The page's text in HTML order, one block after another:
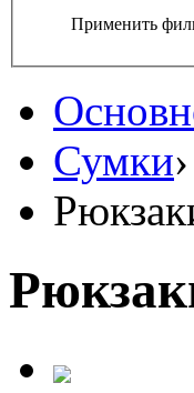
Применить
Сумки›